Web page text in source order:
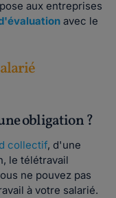
aux entreprises
avec le
obligation ?
collectif, d'une
le télétravail
ne pouvez pas
à votre salarié.